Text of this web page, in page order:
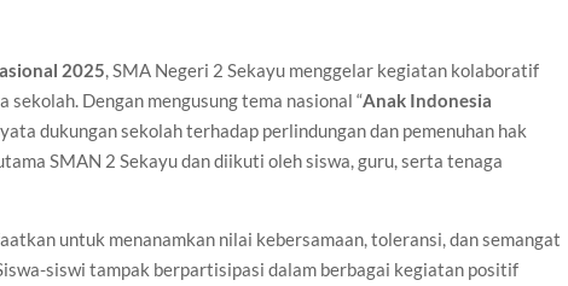
2025 , SMA Negeri 2 Sekayu menggelar kegiatan kolaboratif
Dengan mengusung tema nasional “Anak Indonesia
dukungan sekolah terhadap perlindungan dan pemenuhan hak
SMAN 2 Sekayu dan diikuti oleh siswa, guru, serta tenaga
untuk menanamkan nilai kebersamaan, toleransi, dan semangat
siswi tampak berpartisipasi dalam berbagai kegiatan positif